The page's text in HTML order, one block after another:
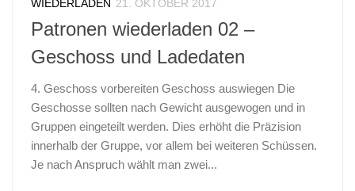
WIEDERLADEN 21. OKTOBER 2017
Patronen wiederladen 02 –
Geschoss und Ladedaten
4. Geschoss vorbereiten Geschoss auswiegen Die
Geschosse sollten nach Gewicht ausgewogen und in
Gruppen eingeteilt werden. Dies erhöht die Präzision
innerhalb der Gruppe, vor allem bei weiteren Schüssen.
Je nach Anspruch wählt man zwei...